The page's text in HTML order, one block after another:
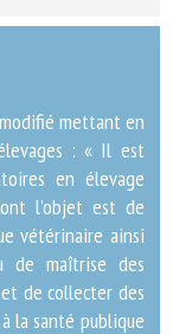
modifié mettant
élevages : « Il
en
dont l’objet
publique
le niveau de
exploitation, et
relatives